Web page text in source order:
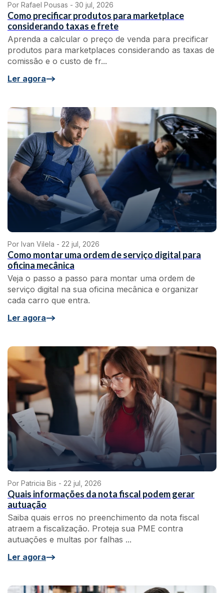
Por Rafael Pousas - 30 jul, 2026
Como precificar produtos para marketplace
considerando taxas e frete
Aprenda a calcular o preço de venda para precificar
produtos para marketplaces considerando as taxas de
comissão e o custo de fr...
Ler agora
Por Ivan Vilela - 22 jul, 2026
Como montar uma ordem de serviço digital para
oficina mecânica
Veja o passo a passo para montar uma ordem de
serviço digital na sua oficina mecânica e organizar
cada carro que entra.
Ler agora
Por Patricia Bis - 22 jul, 2026
Quais informações da nota fiscal podem gerar
autuação
Saiba quais erros no preenchimento da nota fiscal
atraem a fiscalização. Proteja sua PME contra
autuações e multas por falhas ...
Ler agora